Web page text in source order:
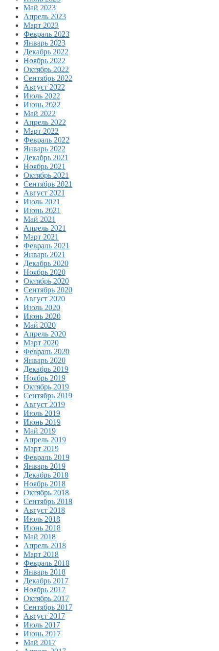
Май 2023
Апрель 2023
Март 2023
Февраль 2023
Январь 2023
Декабрь 2022
Ноябрь 2022
Октябрь 2022
Сентябрь 2022
Август 2022
Июль 2022
Июнь 2022
Май 2022
Апрель 2022
Март 2022
Февраль 2022
Январь 2022
Декабрь 2021
Ноябрь 2021
Октябрь 2021
Сентябрь 2021
Август 2021
Июль 2021
Июнь 2021
Май 2021
Апрель 2021
Март 2021
Февраль 2021
Январь 2021
Декабрь 2020
Ноябрь 2020
Октябрь 2020
Сентябрь 2020
Август 2020
Июль 2020
Июнь 2020
Май 2020
Апрель 2020
Март 2020
Февраль 2020
Январь 2020
Декабрь 2019
Ноябрь 2019
Октябрь 2019
Сентябрь 2019
Август 2019
Июль 2019
Июнь 2019
Май 2019
Апрель 2019
Март 2019
Февраль 2019
Январь 2019
Декабрь 2018
Ноябрь 2018
Октябрь 2018
Сентябрь 2018
Август 2018
Июль 2018
Июнь 2018
Май 2018
Апрель 2018
Март 2018
Февраль 2018
Январь 2018
Декабрь 2017
Ноябрь 2017
Октябрь 2017
Сентябрь 2017
Август 2017
Июль 2017
Июнь 2017
Май 2017